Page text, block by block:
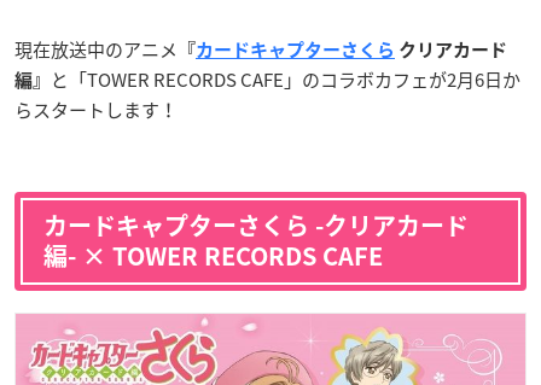
現在放送中のアニメ 『カードキャプターさくら クリアカード
編』
と「TOWER RECORDS CAFE」のコラボカフェが2月6日か
らスタートします！
カードキャプターさくら -クリアカード
編- × TOWER RECORDS CAFE